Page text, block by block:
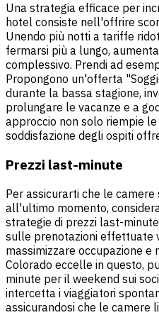
Una strategia efficace per
hotel consiste nell'offrire
Unendo più notti a tariffe
fermarsi più a lungo,
complessivo. Prendi ad
Propongono un'offerta
durante la bassa stagione,
prolungare le vacanze e a
approccio non solo riempie
soddisfazione degli ospiti
Prezzi last-minute
Per assicurarti che le
all'ultimo momento,
strategie di prezzi last-
sulle prenotazioni effettuate
massimizzare occupazione e
Colorado eccelle in questo,
minute per il weekend sui
intercetta i viaggiatori
assicurandosi che le camere